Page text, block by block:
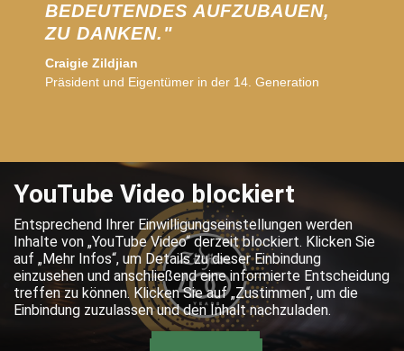
BEDEUTENDES AUFZUBAUEN,
ZU DANKEN."
Craigie Zildjian
Präsident und Eigentümer in der 14. Generation